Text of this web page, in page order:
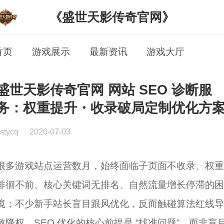
《盛世天影传奇官网》
页 游戏展示 最新资讯 游戏大厅
世天影传奇官网 网站 SEO 诊断服
：权重提升・收录破局定制优化方
2026-07-03
多游戏站点运营数月，始终面临子页面不收录、权重
徊不前、核心关键词无排名、自然流量增长停滞的困
；不少新手站长盲目跟风优化，反而触碰算法红线导